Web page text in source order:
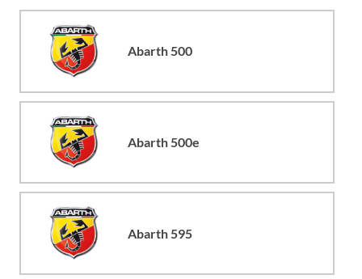
Abarth 500
Abarth 500e
Abarth 595